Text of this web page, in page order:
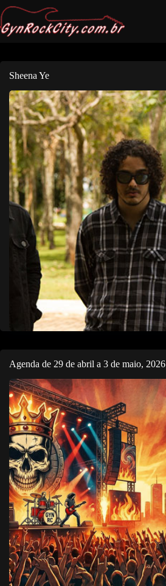
Sheena Ye
Agenda de 29 de abril a 3 de maio, 2026